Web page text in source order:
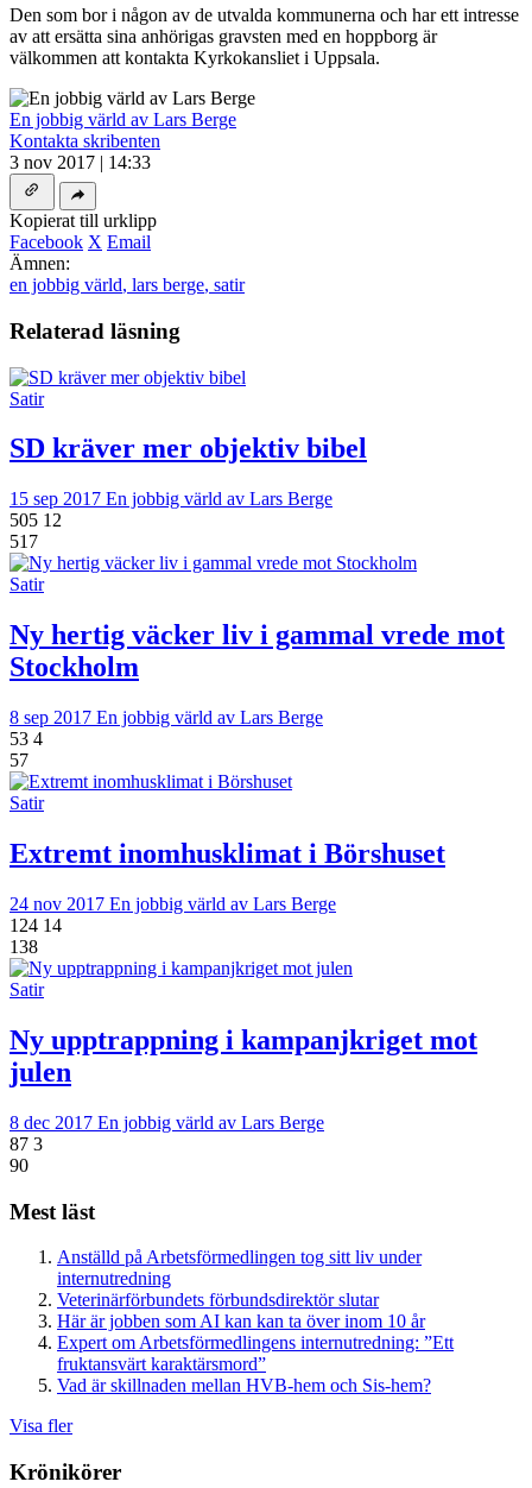
Den som bor i någon av de utvalda kommunerna och har ett intresse
av att ersätta sina anhörigas gravsten med en hoppborg är
välkommen att kontakta Kyrkokansliet i Uppsala.
En jobbig värld av Lars Berge
Kontakta skribenten
3 nov 2017 | 14:33
Kopierat till urklipp
Facebook X Email
Ämnen:
en jobbig värld, lars berge, satir
Relaterad läsning
Satir
SD kräver mer objektiv bibel
15 sep 2017 En jobbig värld av Lars Berge
505 12
517
Satir
Ny hertig väcker liv i gammal vrede mot
Stockholm
8 sep 2017 En jobbig värld av Lars Berge
53 4
57
Satir
Extremt inomhusklimat i Börshuset
24 nov 2017 En jobbig värld av Lars Berge
124 14
138
Satir
Ny upptrappning i kampanjkriget mot
julen
8 dec 2017 En jobbig värld av Lars Berge
87 3
90
Mest läst
Anställd på Arbetsförmedlingen tog sitt liv under
internutredning
Veterinärförbundets förbundsdirektör slutar
Här är jobben som AI kan kan ta över inom 10 år
Expert om Arbetsförmedlingens internutredning: ”Ett
fruktansvärt karaktärsmord”
Vad är skillnaden mellan HVB-hem och Sis-hem?
Visa fler
Krönikörer